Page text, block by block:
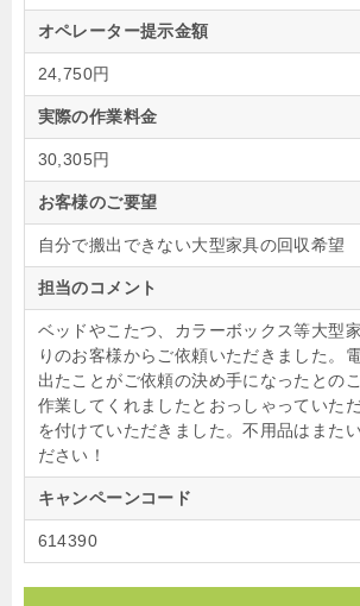
オペレーター提示金額
24,750円
実際の作業料金
30,305円
お客様のご要望
自分で搬出できない大型家具の回収希望
担当のコメント
ベッドやこたつ、カラーボックス等大型
りのお客様からご依頼いただきました。
出たことがご依頼の決め手になったとの
作業してくれましたとおっしゃっていた
を付けていただきました。不用品はまた
ださい！
キャンペーンコード
614390